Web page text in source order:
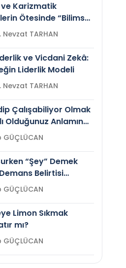
ve Karizmatik
Ötesinde “Bilimsel
Prof.Dr. Nevzat TARHAN
ve Vicdani Zekâ:
Liderlik Modeli
Prof.Dr. Nevzat TARHAN
Çalışabiliyor Olmak
Olduğunuz Anlamına
Zeynep GÜÇLÜCAN
“Şey” Demek
Belirtisi
mi?
Zeynep GÜÇLÜCAN
Limon Sıkmak
mı?
Zeynep GÜÇLÜCAN